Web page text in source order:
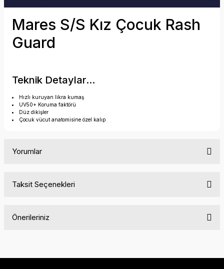
Mares S/S Kız Çocuk Rash
Guard
Teknik Detaylar...
Hızlı kuruyan likra kumaş
UV50+ Koruma faktörü
Düz dikişler
Çocuk vücut anatomisine özel kalıp
Yorumlar
Taksit Seçenekleri
Önerileriniz